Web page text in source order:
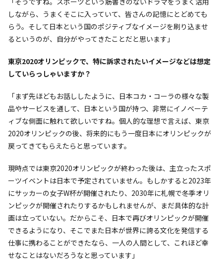
しながら、うまくそこに入っていて、皆さんの記憶にとどめても
らう。そして日本という国のポジティブなイメージを刷り込ませ
るというのが、自分がやってきたことだと思います」
――東京2020オリンピックで、特に訴求されたいイメージなどは想定
していらっしゃいますか？
「まず先ほどもお話ししたように、日本コカ・コーラの様々な製
品やサービスを通して、日本という国が持つ、非常にイノベーテ
ィブな側面に触れて欲しいですね。個人的な理想で言えば、東京
2020オリンピックの後、将来的にもう一度日本にオリンピックが
戻ってきてもらえたらと思っています。
現時点では東京2020オリンピックが終わった後は、主立ったスポ
ーツイベントは日本で予定されていません。もしかすると2023年
にサッカーの女子W杯が開催されたり、2030年に札幌で冬季オリ
ンピックが開催されたりするかもしれませんが、まだ具体的な計
画は立っていない。だからこそ、日本で再びオリンピックが開催
できるようになり、そこでまた日本が世界に誇る文化を発信する
仕事に携わることができたなら、一人の人間として、これほど幸
せなことはないだろうなと思っています」